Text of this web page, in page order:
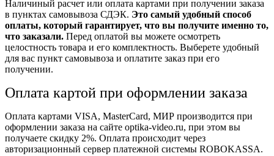
Наличиный расчет или оплата картами при получении заказа
в пунктах самовывоза СДЭК. Это самый удобный способ
оплаты, который гарантирует, что вы получите именно то,
что заказали. Перед оплатой вы можете осмотреть
целостность товара и его комплектность. Выберете удобный
для вас пункт самовывоза и оплатите заказ при его
получении.
Оплата картой при оформлении заказа
Оплата картами VISA, MasterCard, МИР производится при
оформлении заказа на сайте optika-video.ru, при этом вы
получаете скидку 2%. Оплата происходит через
авторизационный сервер платежной системы ROBOKASSA.